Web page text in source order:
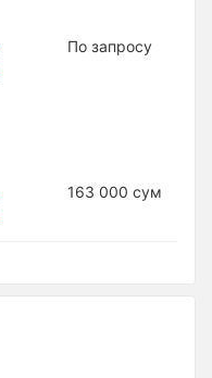
По запросу
163 000 сум